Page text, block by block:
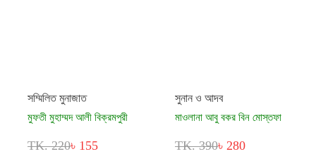
সম্মিলিত মুনাজাত
মুফতী মুহাম্মদ আলী বিক্রমপুরী
TK. 220৳ 155
সুনান ও আদব
মাওলানা আবু বকর বিন মোস্তফা
TK. 390৳ 280